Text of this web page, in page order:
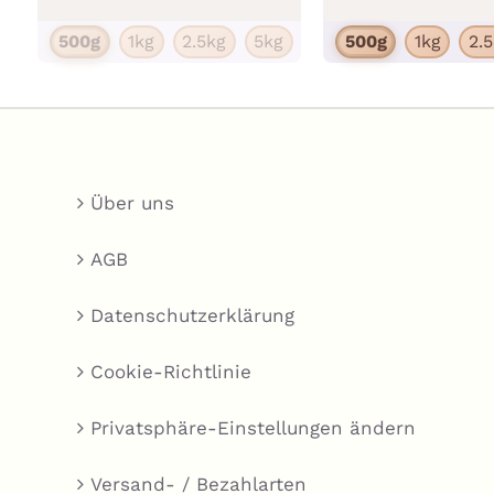
mehrere
Varianten
gewählt
500g 1kg 2.5kg 5kg 500g 1kg
Über uns
AGB
Datenschutzerklärung
Cookie-Richtlinie
Privatsphäre-Einstellungen ändern
Versand- / Bezahlarten